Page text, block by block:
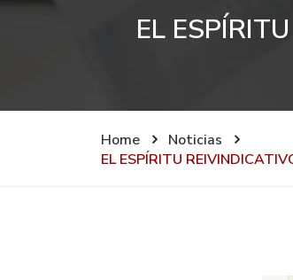
EL
Home
Noticias
EL ESPÍRITU